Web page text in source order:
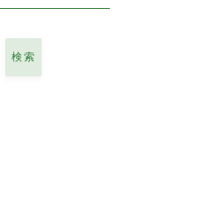
検索